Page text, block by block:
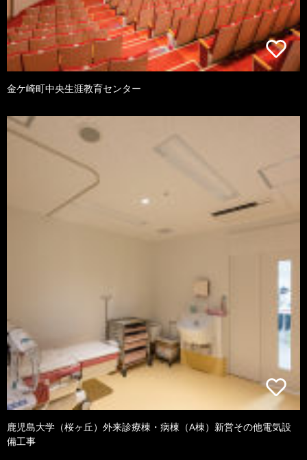
金ケ崎町中央生涯教育センター
鹿児島大学（桜ヶ丘）外来診療棟・病棟（A棟）新営その他電気設
備工事